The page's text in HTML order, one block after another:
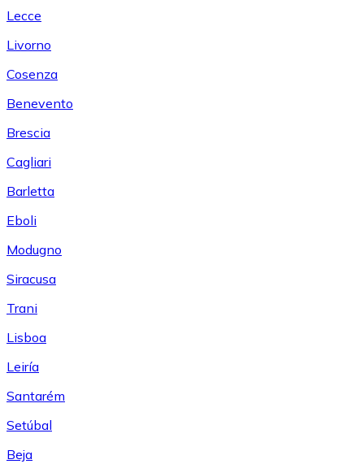
Lecce
Livorno
Cosenza
Benevento
Brescia
Cagliari
Barletta
Eboli
Modugno
Siracusa
Trani
Lisboa
Leiría
Santarém
Setúbal
Beja